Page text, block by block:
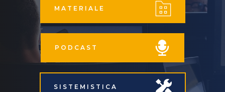
MATERIALE
PODCAST
SISTEMISTICA